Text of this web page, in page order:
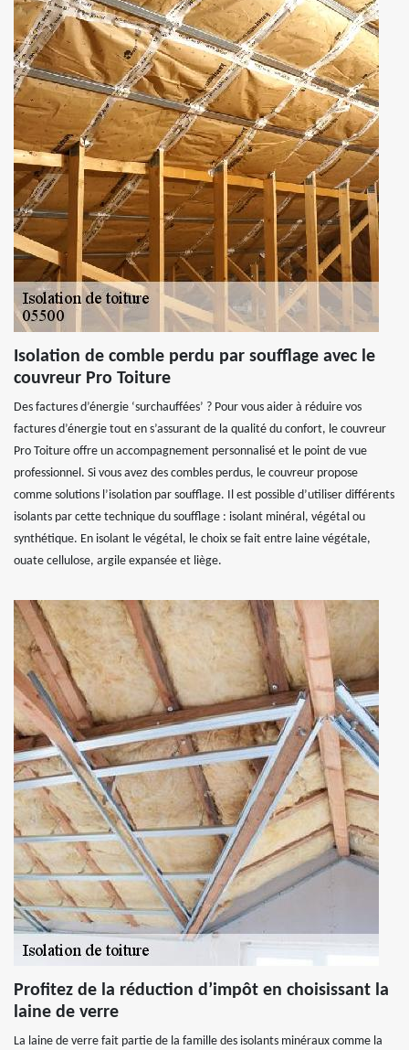
Isolation de comble perdu par soufflage avec le
couvreur Pro Toiture
Des factures d’énergie ‘surchauffées’ ? Pour vous aider à réduire vos
factures d’énergie tout en s’assurant de la qualité du confort, le couvreur
Pro Toiture offre un accompagnement personnalisé et le point de vue
professionnel. Si vous avez des combles perdus, le couvreur propose
comme solutions l’isolation par soufflage. Il est possible d’utiliser différents
isolants par cette technique du soufflage : isolant minéral, végétal ou
synthétique. En isolant le végétal, le choix se fait entre laine végétale,
ouate cellulose, argile expansée et liège.
Profitez de la réduction d’impôt en choisissant la
laine de verre
La laine de verre fait partie de la famille des isolants minéraux comme la